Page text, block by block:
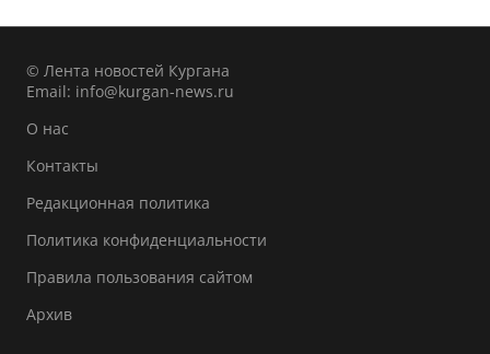
© Лента новостей Кургана
Email: info@kurgan-news.ru
О нас
Контакты
Редакционная политика
Политика конфиденциальности
Правила пользования сайтом
Архив